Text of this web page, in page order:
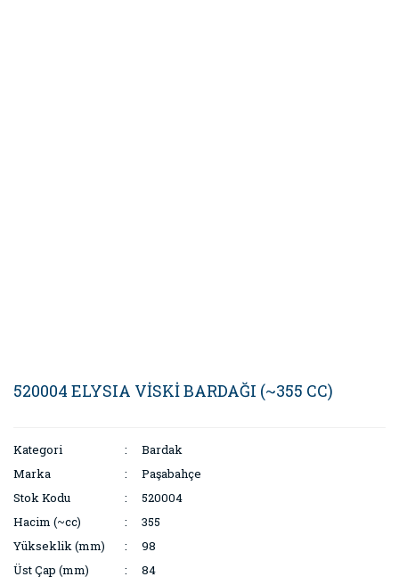
520004 ELYSIA VİSKİ BARDAĞI (~355 CC)
Kategori
Bardak
Marka
Paşabahçe
Stok Kodu
520004
Hacim (~cc)
355
Yükseklik (mm)
98
Üst Çap (mm)
84